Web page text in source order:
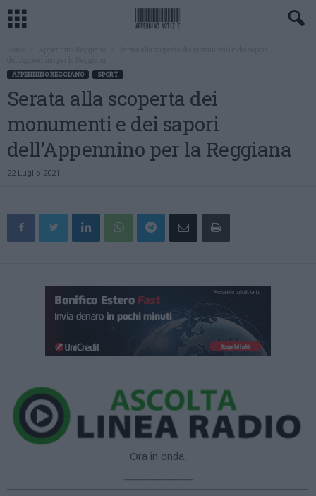
APPENNINO REGGIANO SPORT
Serata alla scoperta dei
monumenti e dei sapori
dell’Appennino per la Reggiana
22 Luglio 2021
Ora in onda: